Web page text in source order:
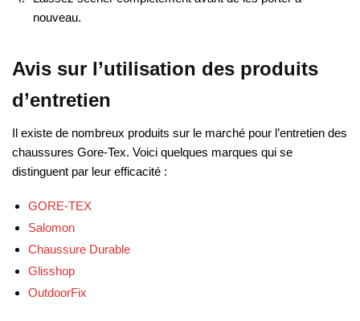
nouveau.
Avis sur l’utilisation des produits
d’entretien
Il existe de nombreux produits sur le marché pour l’entretien des
chaussures Gore-Tex. Voici quelques marques qui se
distinguent par leur efficacité :
GORE-TEX
Salomon
Chaussure Durable
Glisshop
OutdoorFix